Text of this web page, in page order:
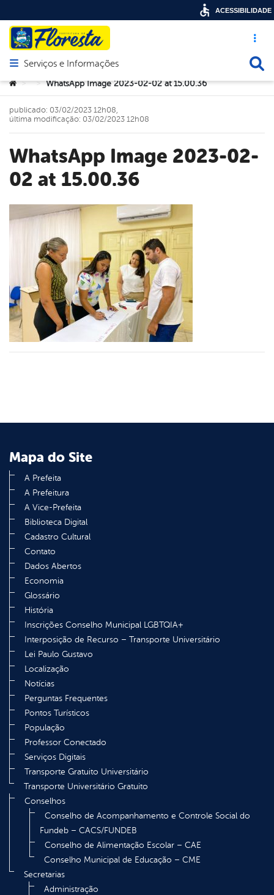
Acesso
Abrir menu principal de navegação
Serviços e Informações
Você está aqui:
> > WhatsApp Image 2023-02-02 at 15.00.36
WhatsApp Image 2023-02-
02 at 15.00.36
publicado: 03/02/2023 12h08,
última modificação: 03/02/2023 12h08
Mapa do Site
A Prefeita
A Prefeitura
A Vice-Prefeita
Biblioteca Digital
Cadastro Cultural
Contato
Dados Abertos
Economia
Glossário
História
Inscrições Conselho Municipal LGBTQIA+
Interposição de Recurso – Transporte Universitário
Lei Paulo Gustavo
Localização
Notícias
Perguntas Frequentes
Pontos Turísticos
População
Professor Conectado
Serviços Digitais
Transporte Gratuito Universitário
Transporte Universitário Gratuito
Conselhos
Conselho de Acompanhamento e Controle Social do
Fundeb – CACS/FUNDEB
Conselho de Alimentação Escolar – CAE
Conselho Municipal de Educação – CME
Secretarias
Administração
ACESSIBILIDADE